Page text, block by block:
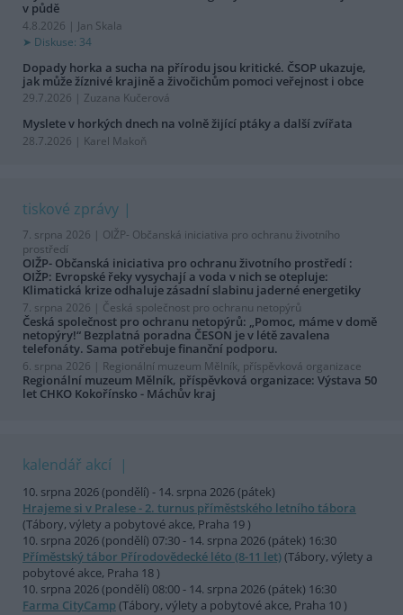
v půdě
4.8.2026 | Jan Skala
Diskuse: 34
Dopady horka a sucha na přírodu jsou kritické. ČSOP ukazuje,
jak může žíznivé krajině a živočichům pomoci veřejnost i obce
29.7.2026 | Zuzana Kučerová
Myslete v horkých dnech na volně žijící ptáky a další zvířata
28.7.2026 | Karel Makoň
tiskové zprávy
7. srpna 2026 | OIŽP- Občanská iniciativa pro ochranu životního
prostředí
OIŽP- Občanská iniciativa pro ochranu životního prostředí :
OIŽP: Evropské řeky vysychají a voda v nich se otepluje:
Klimatická krize odhaluje zásadní slabinu jaderné energetiky
7. srpna 2026 | Česká společnost pro ochranu netopýrů
Česká společnost pro ochranu netopýrů: „Pomoc, máme v domě
netopýry!“ Bezplatná poradna ČESON je v létě zavalena
telefonáty. Sama potřebuje finanční podporu.
6. srpna 2026 | Regionální muzeum Mělník, příspěvková organizace
Regionální muzeum Mělník, příspěvková organizace: Výstava 50
let CHKO Kokořínsko - Máchův kraj
kalendář akcí
10. srpna 2026 (pondělí) - 14. srpna 2026 (pátek)
Hrajeme si v Pralese - 2. turnus příměstského letního tábora
(Tábory, výlety a pobytové akce, Praha 19 )
10. srpna 2026 (pondělí) 07:30 - 14. srpna 2026 (pátek) 16:30
Příměstský tábor Přírodovědecké léto (8-11 let)(Tábory, výlety a
pobytové akce, Praha 18 )
10. srpna 2026 (pondělí) 08:00 - 14. srpna 2026 (pátek) 16:30
Farma CityCamp (Tábory, výlety a pobytové akce, Praha 10 )